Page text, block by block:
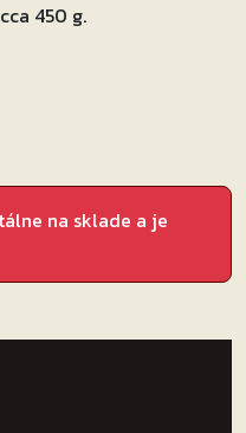
450 g.
na sklade a je